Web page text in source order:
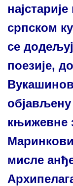
српском
се
поезије,
књижевне
мисле